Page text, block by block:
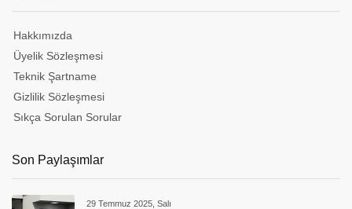
Hakkımızda
Üyelik Sözleşmesi
Teknik Şartname
Gizlilik Sözleşmesi
Sıkça Sorulan Sorular
Son Paylaşımlar
29 Temmuz 2025, Salı